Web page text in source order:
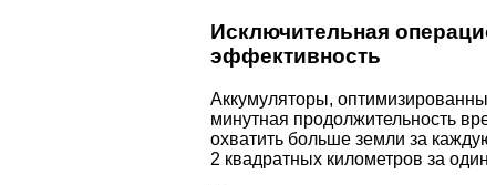
Исключительная
эффективность
Аккумуляторы,
минутная продолжительность
охватить больше земли за
2 квадратных километров за один